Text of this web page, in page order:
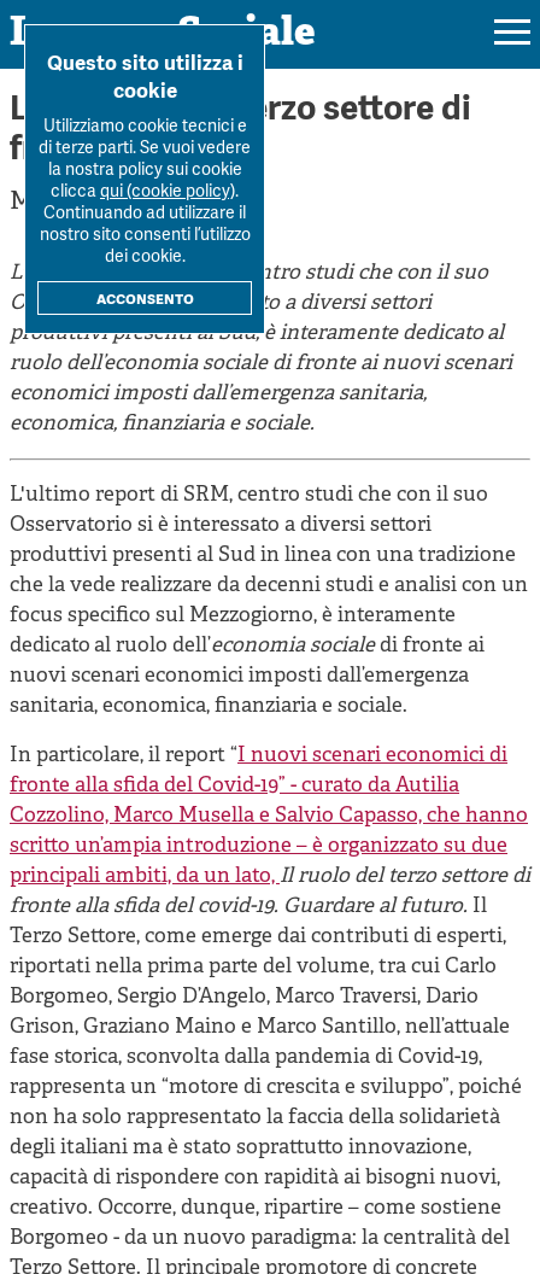
Impresa Sociale
Rivista
Ultimo numero
La Rivista
Submission
Colophon
Autori
Archivio
Argomenti
Forum
Forum
Tutti gli articoli
Autori
Argomenti
Dossier
Tutti i dossier
Workshop Impresa Sociale 2021
Impresa sociale, reciprocità e sostenibilità
Innovazione sociale
Cooperative di comunità
Impresa sociale e democrazia
Acini di fuoco - Dossier Mezzogiorno
Valutazione e dintorni
Chi siamo
Contatti
Sostienici
Home Libro - SRM, Il Terzo settore di fron...
Libro - SRM, Il Terzo settore di
fronte alla crisi
Melania Verde
L'ultimo report di SRM, centro studi che con il suo
Osservatorio si è interessato a diversi settori
produttivi presenti al Sud, è interamente dedicatoal
ruolo dell’economia sociale di fronte ai nuovi scenari
economici imposti dall’emergenza sanitaria,
economica, finanziaria e sociale.
L'ultimo report di SRM, centro studi che con il suo
Osservatorio si è interessato a diversi settori
produttivi presenti al Sud in linea con una tradizione
che la vede realizzare da decenni studi e analisi con un
focus specifico sul Mezzogiorno, è interamente
dedicatoal ruolo dell’economia socialedi fronte ai
nuovi scenari economici imposti dall’emergenza
sanitaria, economica, finanziaria e sociale.
In particolare, il report “I nuovi scenari economici di
fronte alla sfida del Covid-19” - curato da Autilia
Cozzolino, Marco Musella e Salvio Capasso, che hanno
scritto un’ampia introduzione – è organizzato su due
principali ambiti, da un lato, Il ruolo del terzo settore di
fronte alla sfida del covid-19. Guardare al futuro. Il
Terzo Settore, come emerge dai contributi di esperti,
riportati nella prima parte del volume, tra cui Carlo
Borgomeo, Sergio D’Angelo, Marco Traversi, Dario
Grison, Graziano Maino e Marco Santillo, nell’attuale
fase storica, sconvolta dalla pandemia di Covid-19,
rappresenta un “motore di crescita e sviluppo”, poiché
non ha solo rappresentato la faccia della solidarietà
degli italiani ma è stato soprattutto innovazione,
capacità di rispondere con rapidità ai bisogni nuovi,
creativo. Occorre, dunque, ripartire – come sostiene
Borgomeo - da un nuovo paradigma: la centralità del
Terzo Settore. Il principale promotore di concrete
Questo sito utilizza i
cookie
Utilizziamo cookie tecnici e
di terze parti. Se vuoi vedere
la nostra policy sui cookie
cliccaqui (cookie policy).
Continuando ad utilizzare il
nostro sito consenti l’utilizzo
dei cookie.
acconsento